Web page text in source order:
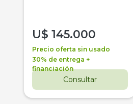
U$ 145.000
Precio oferta sin usado
30% de entrega +
financiación
Consultar